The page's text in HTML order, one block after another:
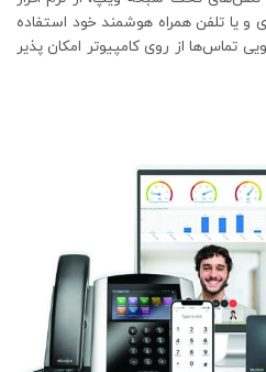
یا تلفن همراه هوشمند خود استفاده
تماس‌ها از روی کامپیوتر امکان پذیر